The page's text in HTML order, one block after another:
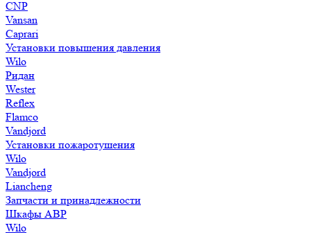
CNP
Vansan
Caprari
Установки повышения давления
Wilo
Ридан
Wester
Reflex
Flamco
Vandjord
Установки пожаротушения
Wilo
Vandjord
Liancheng
Запчасти и принадлежности
Шкафы АВР
Wilo